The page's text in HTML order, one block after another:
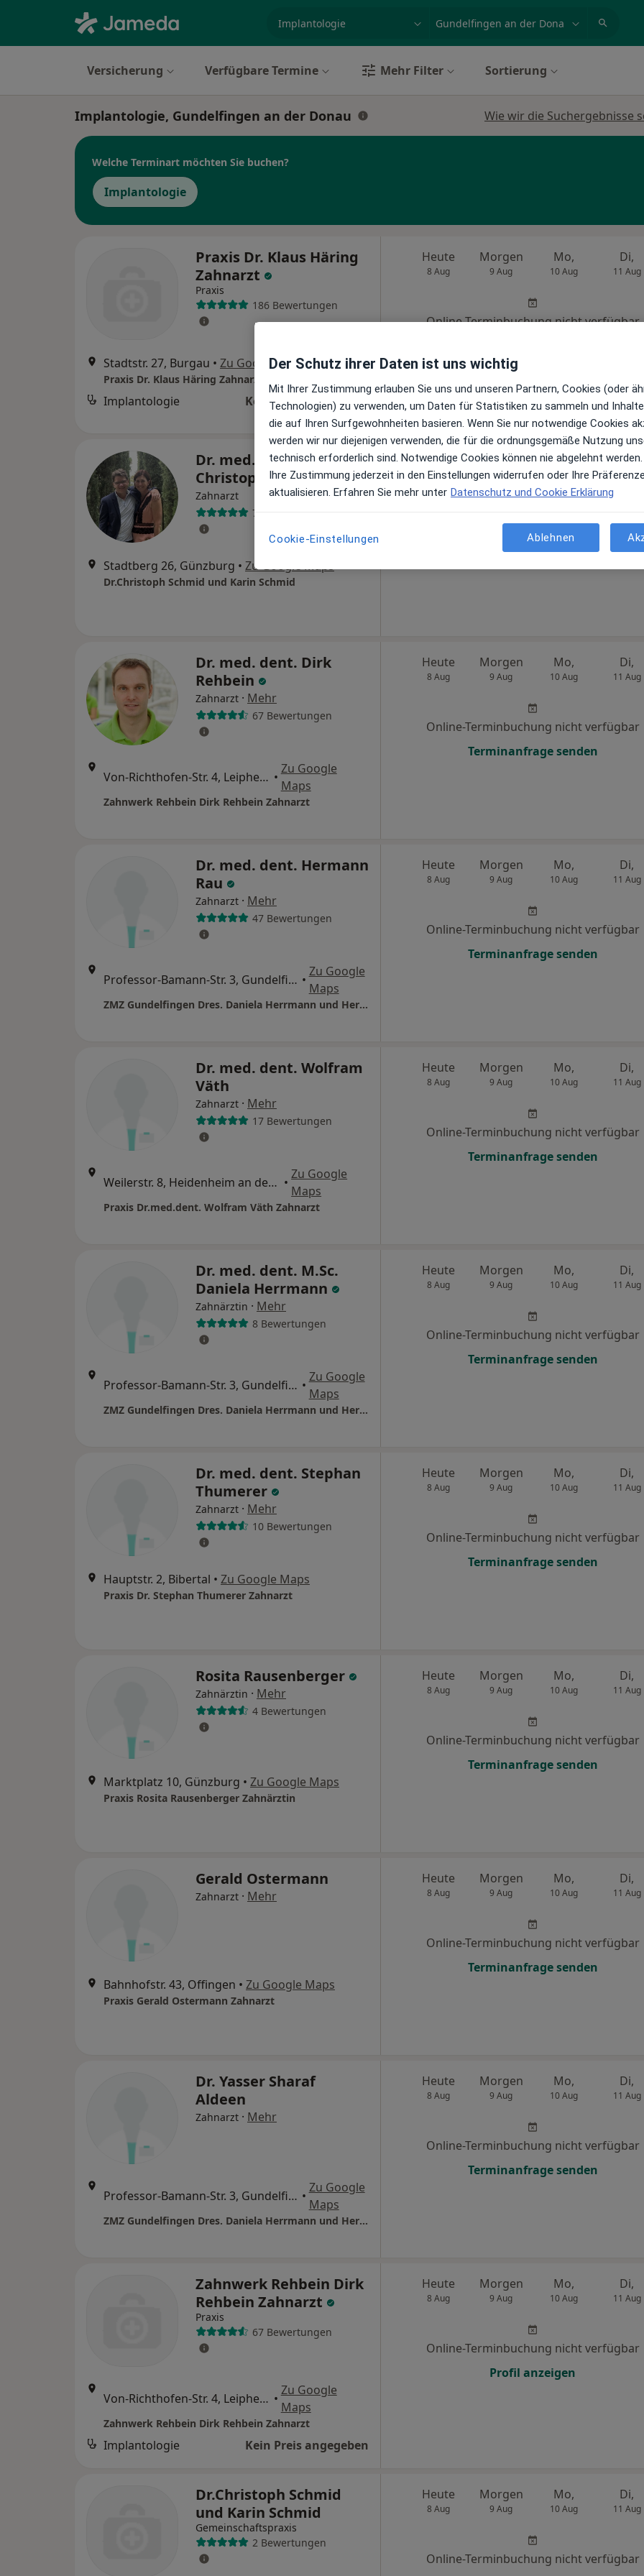
Versicherung Verfügbare Termine Mehr Filter Sortierung
Implantologie, Gundelfingen an der Donau Wie wir die Suchergebnisse
Welche Terminart möchten Sie buchen?
Implantologie
Praxis Dr. Klaus Häring
Zahnarzt
Praxis
186 Bewertungen
Stadtstr. 27, Burgau • Zu Google Maps
Praxis Dr. Klaus Häring Zahnarzt
Implantologie Kein Preis angegeben
Heute
8 Aug
Morgen
9 Aug
Mo,
10 Aug
Di,
11 Aug
Online-Terminbuchung nicht verfügbar
Dr. med. dent.
Christoph Schmid
Zahnarzt
7 Bewertungen
Stadtberg 26, Günzburg • Zu Google Maps
Dr.Christoph Schmid und Karin Schmid
Heute
8 Aug
Morgen
9 Aug
Mo,
10 Aug
Di,
11 Aug
Online-Terminbuchung nicht verfügbar
Terminanfrage senden
Dr. med. dent. Dirk
Rehbein
Zahnarzt · Mehr
67 Bewertungen
Von-Richthofen-Str. 4, Leipheim •
Zu Google
Maps
Zahnwerk Rehbein Dirk Rehbein Zahnarzt
Heute
8 Aug
Morgen
9 Aug
Mo,
10 Aug
Di,
11 Aug
Online-Terminbuchung nicht verfügbar
Terminanfrage senden
Dr. med. dent. Hermann
Rau
Zahnarzt · Mehr
47 Bewertungen
Professor-Bamann-Str. 3, Gundelfingen an der Donau •
Zu Google
Maps
ZMZ Gundelfingen Dres. Daniela Herrmann und Hermann Rau
Heute
8 Aug
Morgen
9 Aug
Mo,
10 Aug
Di,
11 Aug
Online-Terminbuchung nicht verfügbar
Terminanfrage senden
Dr. med. dent. Wolfram
Väth
Zahnarzt · Mehr
17 Bewertungen
Weilerstr. 8, Heidenheim an der Brenz •
Zu Google
Maps
Praxis Dr.med.dent. Wolfram Väth Zahnarzt
Heute
8 Aug
Morgen
9 Aug
Mo,
10 Aug
Di,
11 Aug
Online-Terminbuchung nicht verfügbar
Terminanfrage senden
Dr. med. dent. M.Sc.
Daniela Herrmann
Zahnärztin · Mehr
8 Bewertungen
Professor-Bamann-Str. 3, Gundelfingen an der Donau •
Zu Google
Maps
ZMZ Gundelfingen Dres. Daniela Herrmann und Hermann Rau
Heute
8 Aug
Morgen
9 Aug
Mo,
10 Aug
Di,
11 Aug
Online-Terminbuchung nicht verfügbar
Terminanfrage senden
Dr. med. dent. Stephan
Thumerer
Zahnarzt · Mehr
10 Bewertungen
Hauptstr. 2, Bibertal • Zu Google Maps
Praxis Dr. Stephan Thumerer Zahnarzt
Heute
8 Aug
Morgen
9 Aug
Mo,
10 Aug
Di,
11 Aug
Online-Terminbuchung nicht verfügbar
Terminanfrage senden
Rosita Rausenberger
Zahnärztin · Mehr
4 Bewertungen
Marktplatz 10, Günzburg • Zu Google Maps
Praxis Rosita Rausenberger Zahnärztin
Heute
8 Aug
Morgen
9 Aug
Mo,
10 Aug
Di,
11 Aug
Online-Terminbuchung nicht verfügbar
Terminanfrage senden
Gerald Ostermann
Zahnarzt · Mehr
Bahnhofstr. 43, Offingen • Zu Google Maps
Praxis Gerald Ostermann Zahnarzt
Heute
8 Aug
Morgen
9 Aug
Mo,
10 Aug
Di,
11 Aug
Online-Terminbuchung nicht verfügbar
Terminanfrage senden
Dr. Yasser Sharaf
Aldeen
Zahnarzt · Mehr
Professor-Bamann-Str. 3, Gundelfingen an der Donau •
Zu Google
Maps
ZMZ Gundelfingen Dres. Daniela Herrmann und Hermann Rau
Heute
8 Aug
Morgen
9 Aug
Mo,
10 Aug
Di,
11 Aug
Online-Terminbuchung nicht verfügbar
Terminanfrage senden
Zahnwerk Rehbein Dirk
Rehbein Zahnarzt
Praxis
67 Bewertungen
Von-Richthofen-Str. 4, Leipheim •
Zu Google
Maps
Zahnwerk Rehbein Dirk Rehbein Zahnarzt
Implantologie Kein Preis angegeben
Heute
8 Aug
Morgen
9 Aug
Mo,
10 Aug
Di,
11 Aug
Online-Terminbuchung nicht verfügbar
Profil anzeigen
Dr.Christoph Schmid
und Karin Schmid
Gemeinschaftspraxis
2 Bewertungen
Heute
8 Aug
Morgen
9 Aug
Mo,
10 Aug
Di,
11 Aug
Online-Terminbuchung nicht verfügbar
Der Schutz ihrer Daten ist uns wichtig
Mit Ihrer Zustimmung erlauben Sie uns und unseren Partnern, Cookies (oder
Technologien) zu verwenden, um Daten für Statistiken zu sammeln und
die auf Ihren Surfgewohnheiten basieren. Wenn Sie nur notwendige Cookies
werden wir nur diejenigen verwenden, die für die ordnungsgemäße Nutzung
technisch erforderlich sind. Notwendige Cookies können nie abgelehnt werden.
Ihre Zustimmung jederzeit in den Einstellungen widerrufen oder Ihre
aktualisieren. Erfahren Sie mehr unter Datenschutz und Cookie Erklärung
Cookie-Einstellungen Ablehnen